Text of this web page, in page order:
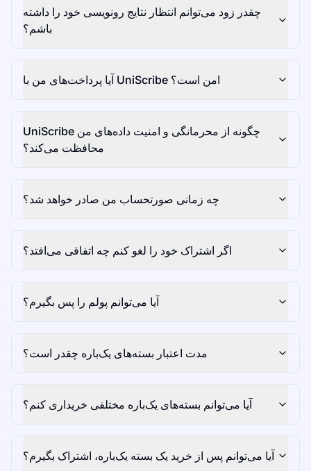
چقدر زود می‌توانم انتظار نتایج رونویسی خود را داشته
باشم؟
آیا پرداخت‌های من با UniScribe امن است؟
UniScribe چگونه از محرمانگی و امنیت داده‌های من
محافظت می‌کند؟
چه زمانی صورتحساب من صادر خواهد شد؟
اگر اشتراک خود را لغو کنم چه اتفاقی می‌افتد؟
آیا می‌توانم پولم را پس بگیرم؟
مدت اعتبار بسته‌های یک‌باره چقدر است؟
آیا می‌توانم بسته‌های یک‌باره مختلفی خریداری کنم؟
آیا می‌توانم پس از خرید یک بسته یک‌باره، اشتراک بگیرم؟